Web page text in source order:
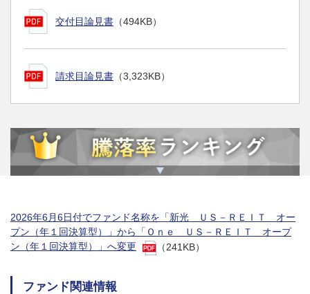
交付目論見書 （494KB）
請求目論見書 （3,323KB）
2026年6月6日付でファンド名称を「新光 ＵＳ－ＲＥＩＴ オー
プン（年１回決算型）」から「Ｏｎｅ ＵＳ－ＲＥＩＴ オープ
ン（年１回決算型）」へ変更
（241KB）
ファンド関連情報